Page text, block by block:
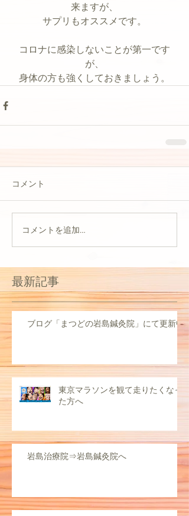
来ますが、
サプリもオススメです。
コロナに感染しないことが第一です
が、
身体の方も強くしておきましょう。
コメント
コメントを追加…
最新記事
ブログ「まつどの岩島鍼灸院」にて更新中
東京マラソンを観て走りたくなっ
た方へ
岩島治療院⇒岩島鍼灸院へ